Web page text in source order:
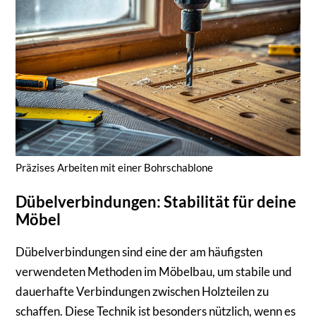
Präzises Arbeiten mit einer Bohrschablone
Dübelverbindungen: Stabilität für deine
Möbel
Dübelverbindungen sind eine der am häufigsten
verwendeten Methoden im Möbelbau, um stabile und
dauerhafte Verbindungen zwischen Holzteilen zu
schaffen. Diese Technik ist besonders nützlich, wenn es